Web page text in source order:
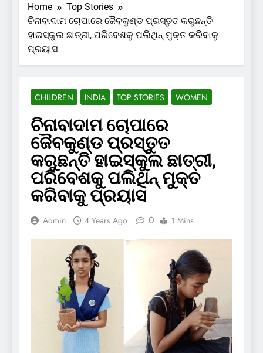
Home
Top Stories
ଚିନାବାଦାମ ଚୋପାରେ ଜୈବକୁଣ୍ଡ ପ୍ରସ୍ତୁତ କରୁଛନ୍ତି
ହାଇସ୍କୁଲ ଛାତ୍ରୀ, ପରିବେଶକୁ ପଲିଥିନ୍ ମୁକ୍ତ କରିବାକୁ
ପ୍ରୟାସ
CHILDREN INDIA TOP STORIES WOMEN
ଚିନାବାଦାମ ଚୋପାରେ
ଜୈବକୁଣ୍ଡ ପ୍ରସ୍ତୁତ
କରୁଛନ୍ତି ହାଇସ୍କୁଲ ଛାତ୍ରୀ,
ପରିବେଶକୁ ପଲିଥିନ୍ ମୁକ୍ତ
କରିବାକୁ ପ୍ରୟାସ
Admin 4 Years Ago 0 1 Mins